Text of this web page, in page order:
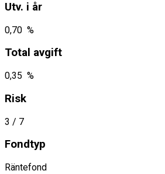
Utv. i år
0,70 %
Total avgift
0,35 %
Risk
3 / 7
Fondtyp
Räntefond